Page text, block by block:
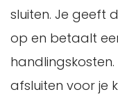
sluiten. Je geeft
op en betaalt
afsluiten voor je